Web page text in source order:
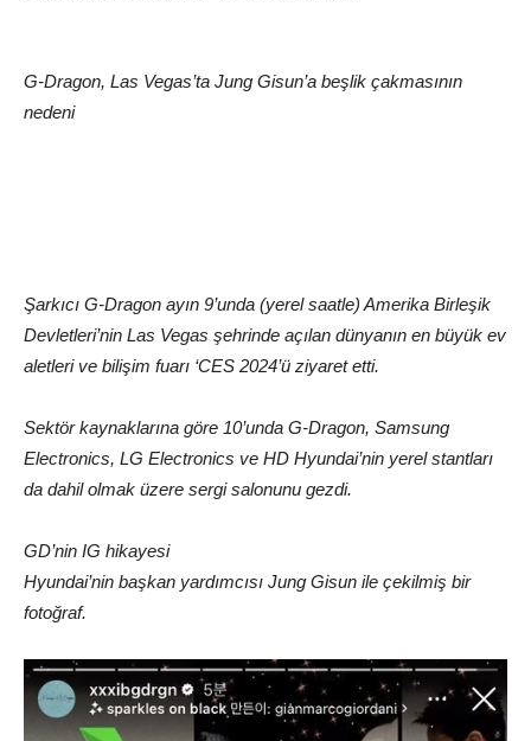
G-Dragon, Las Vegas’ta Jung Gisun’a beşlik çakmasının
nedeni
Şarkıcı G-Dragon ayın 9’unda (yerel saatle) Amerika Birleşik
Devletleri’nin Las Vegas şehrinde açılan dünyanın en büyük ev
aletleri ve bilişim fuarı ‘CES 2024’ü ziyaret etti.
Sektör kaynaklarına göre 10’unda G-Dragon, Samsung
Electronics, LG Electronics ve HD Hyundai’nin yerel stantları
da dahil olmak üzere sergi salonunu gezdi.
GD’nin IG hikayesi
Hyundai’nin başkan yardımcısı Jung Gisun ile çekilmiş bir
fotoğraf.